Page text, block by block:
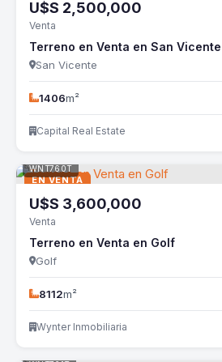
U$S 2,500,000
Venta
Terreno en Venta en San Vicente
San Vicente
1406m²
Capital Real Estate
EN VENTA
WNT760T
U$S 3,600,000
Venta
Terreno en Venta en Golf
Golf
8112m²
Wynter Inmobiliaria